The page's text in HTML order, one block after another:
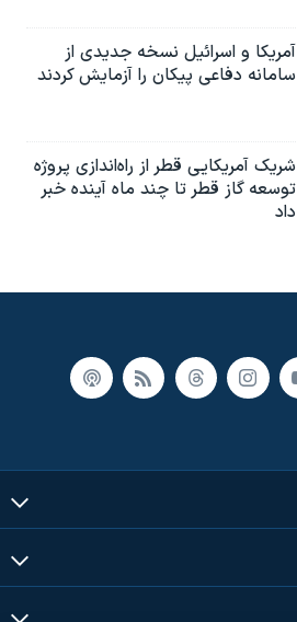
آمریکا و اسرائیل نسخه جدیدی از
سامانه دفاعی پیکان را آزمایش کردند
شریک آمریکایی قطر از راه‌اندازی پروژه
توسعه گاز قطر تا چند ماه آینده خبر
داد